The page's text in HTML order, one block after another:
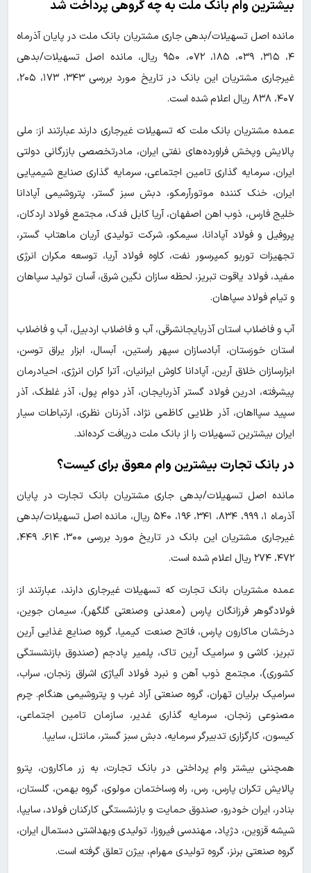
بیشترین وام بانک ملت به چه گروهی پرداخت شد
مانده اصل تسهیلات/بدهی جاری مشتریان بانک ملت در پایان آذرماه
۴، ۳۱۵، ۰۳۹، ۱۸۵، ۰۷۲، ۹۵۰ ریال، مانده اصل تسهیلات/بدهی
غیرجاری مشتریان این بانک در تاریخ مورد بررسی ۳۴۳، ۱۷۳، ۲۰۵،
۴۰۷، ۸۳۸ ریال اعلام شده است.
عمده مشتریان بانک ملت که تسهیلات غیرجاری دارند عبارتند از: ملی
پالایش وپخش فراورده‌های نفتی ایران، مادرتخصصی بازرگانی دولتی
ایران، سرمایه گذاری تامین اجتماعی، سرمایه گذاری صنایع شیمیایی
ایران، خنک کننده موتورآرمکو، دبش سبز گستر، پتروشیمی آپادانا
خلیج فارس، ذوب اهن اصفهان، آریا کابل فدک، مجتمع فولاد اردکان،
پروفیل و فولاد آپادانا، سیمکو، شرکت تولیدی آریان ماهتاب گستر،
تجهیزات توربو کمپرسور نفت، کاوه فولاد آریا، توسعه مکران انرژی
مفید، فولاد یاقوت تبریز، لحظه سازان نگین شرق، آسان تولید سپاهان
و تیام فولاد سپاهان.
آب و فاضلاب استان آذربایجانشرقی، آب و فاضلاب اردبیل، آب و فاضلاب
استان خوزستان، آبادسازان سپهر راستین، آبسال، ابزار یراق توسن،
ابزارسازان خلاق آرین، آپادانا کاوش ایرانیان، آترا کران انرژی، احیادرمان
پیشرفته، ادرین فولاد گستر آذربایجان، آذر دوام پول، آذر غلطک، آذر
سپید سپااهان، آذر طلایی کاظمی نژاد، آذرنان نظری، ارتباطات سیار
ایران بیشترین تسهیلات را از بانک ملت دریافت کرده‌اند.
در بانک تجارت بیشترین وام معوق برای کیست؟
مانده اصل تسهیلات/بدهی جاری مشتریان بانک تجارت در پایان
آذرماه ۱، ۹۹۹، ۸۳۴، ۳۴۱، ۱۹۶، ۵۴۰ ریال، مانده اصل تسهیلات/بدهی
غیرجاری مشتریان این بانک در تاریخ مورد بررسی ۳۰۰، ۶۱۴، ۴۴۹،
۴۷۲، ۲۷۴ ریال اعلام شده است.
عمده مشتریان بانک تجارت که تسهیلات غیرجاری دارند، عبارتند از:
فولادگوهر فرزانگان پارس (معدنی وصنعتی گلگهر)، سیمان جوین،
درخشان ماکارون پارس، فاتح صنعت کیمیا، گروه صنایع غذایی آرین
تبریز، کاشی و سرامیک آرین تاک، پلمیر پادجم (صندوق بازنشستگی
کشوری)، مجتمع ذوب آهن و نبرد فولاد آلیاژی اشراق زنجان، سراب،
سرامیک برلیان تهران، گروه صنعتی آراد غرب و پتروشیمی هنگام. چرم
مصنوعی زنجان، سرمایه گذاری غدیر، سازمان تامین اجتماعی،
کیسون، کارگزاری تدبیرگر سرمایه، دبش سبز گستر، مانتل، سایپا.
همچننی بیشتر وام پرداختی در بانک تجارت، به زر ماکارون، پترو
پالایش تکران پارس، رس، راه وساختمان مولوی، گروه بهمن، گلستان،
بنادر، ایران خودرو، صندوق حمایت و بازنشستگی کارکنان فولاد، سایپا،
شیشه قزوین، دژپاد، مهندسی فیروزا، تولیدی وبهداشتی دستمال ایران،
گروه صنعتی برنز، گروه تولیدی مهرام، بیژن تعلق گرفته است.